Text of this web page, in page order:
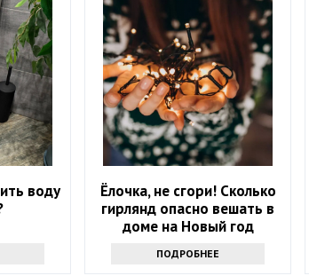
воду
Ёлочка, не сгори! Сколько
гирлянд опасно вешать в
доме на Новый год
ПОДРОБНЕЕ